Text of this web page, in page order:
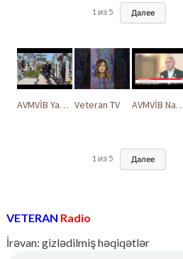
1 из5 Далее
AVMVİB Yasamal rayon şöbəsinin kollektivi Şəhidlər Xiyabanında Veteran TV AVMVİB Naxçıvan MR təşkilatı şəhidlərimizin
1 из 5 Далее
VETERAN Radio
İrəvan: gizlədilmiş həqiqətlər